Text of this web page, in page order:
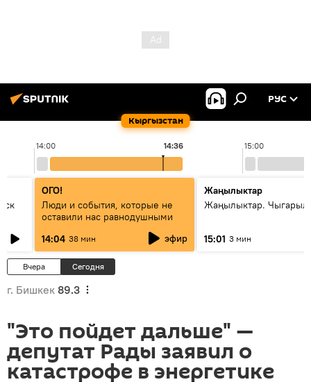
Кыргызстан
РУС
14:00 15:00
14:36
ОГО!
Люди и события, которые не
оставили нас равнодушными
14:04 38 мин эфир
Жаңылыктар
Жаңылыктар.
15:01 3 мин
Вчера Сегодня
г. Бишкек 89.3
"Это пойдет дальше" —
депутат Рады заявил о
катастрофе в энергетике